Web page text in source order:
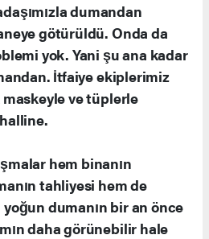
dumandan
götürüldü. Onda da
yok. Yani şu ana kadar
İtfaiye ekiplerimiz
ve tüplerle
hem binanın
tahliyesi hem de
dumanın bir an önce
daha görünebilir hale